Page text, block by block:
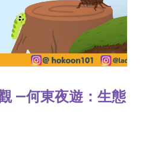
—何東夜遊：生態